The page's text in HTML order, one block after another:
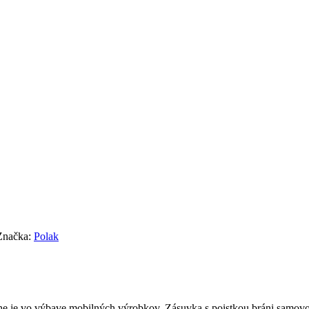
Polak